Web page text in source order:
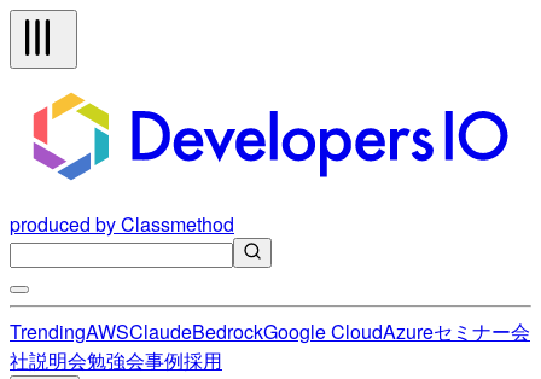
produced by Classmethod
TrendingAWSClaudeBedrockGoogle CloudAzureセミナー会
社説明会勉強会事例採用